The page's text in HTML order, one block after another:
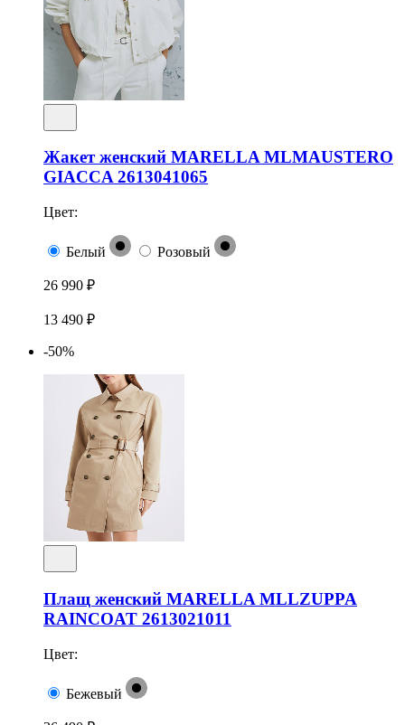
Жакет женский MARELLA MLMAUSTERO
GIACCA 2613041065
Цвет:
Белый Розовый
26 990 ₽
13 490 ₽
-50%
Плащ женский MARELLA MLLZUPPA
RAINCOAT 2613021011
Цвет:
Бежевый